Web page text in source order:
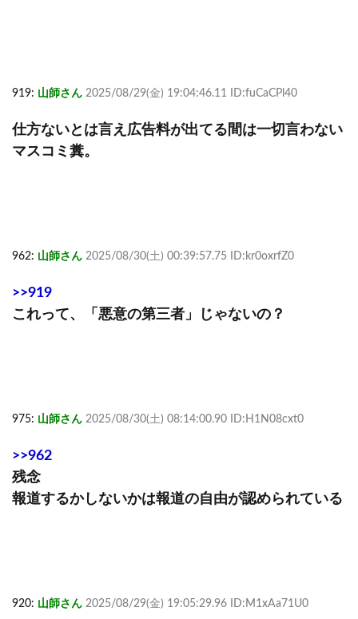
919: 山師さん 2025/08/29(金) 19:04:46.11 ID:fuCaCPl40
仕方ないとは言え広告料が出てる間は一切言わない
マスコミ糞。
962: 山師さん 2025/08/30(土) 00:39:57.75 ID:kr0oxrfZ0
>>919
これって、「悪意の第三者」じゃないの？
975: 山師さん 2025/08/30(土) 08:14:00.90 ID:H1N08cxt0
>>962
残念
報道するかしないかは報道の自由が認められている
920: 山師さん 2025/08/29(金) 19:05:29.96 ID:M1xAa71U0